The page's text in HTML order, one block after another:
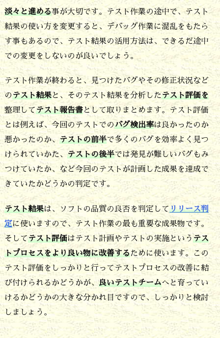
淡々と進める事が大切です。テスト作業の途中で、テスト
結果の使い方を変更すると、デバッグ作業に混乱をもたら
す事もあるので、テスト結果の活用方法は、できるだ途中
での変更をしないのが良いでしょう。
テスト作業が終わると、見つけたバグやその修正状況など
のテスト結果と、そのテスト結果を分析したテスト評価を
整理してテスト報告書として取りまとめます。テスト評価
とは例えば、今回のテストでのバグ検出率は良かったのか
悪かったのか、 テストの前半で多くのバグを効率よく見つ
けられていかた、 テストの後半では発見が難しいバグもみ
つけていたか、など今回のテストが計画した成果を達成で
きていたかどうかの判定です。
テスト結果は、ソフトの品質の良否を判定してリリース判
定に使いますので、テスト作業の最も重要な成果物です。
そしてテスト評価はテスト計画やテストの実施というテス
トプロセスをより良い物に改善するために使います。この
テスト評価をしっかりと行ってテストプロセスの改善に結
び付けられるかどうかが、良いテストチームへと育ってい
けるかどうかの大きな分かれ目ですので、しっかりと検討
しましょう。